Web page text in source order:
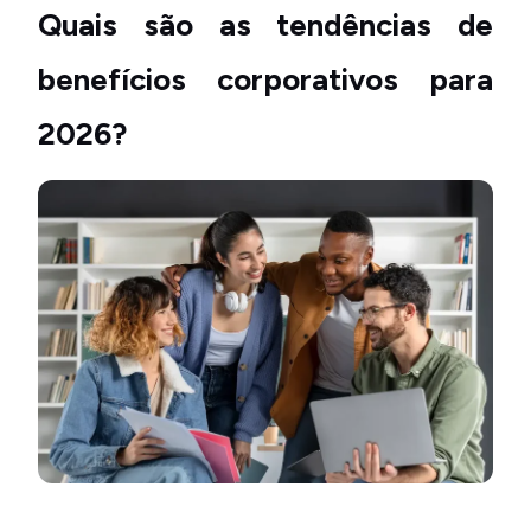
Quais são as tendências de
benefícios corporativos para
2026?